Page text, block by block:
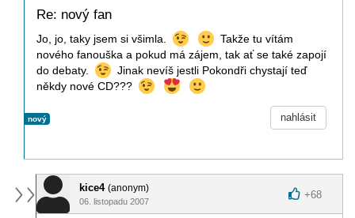
Re: nový fan
Jo, jo, taky jsem si všimla.
Takže tu vítám
nového fanouška a pokud má zájem, tak ať se také zapojí
do debaty.
Jinak nevíš jestli Pokondři chystají teď
někdy nové CD???
nový nahlásit
kice4 (anonym)
06. listopadu 2007
+68